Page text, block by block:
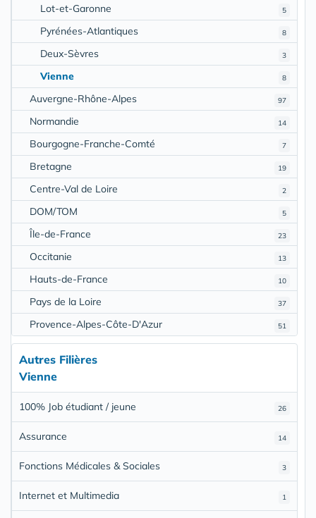
5
Lot-et-Garonne
8
Pyrénées-Atlantiques
3
Deux-Sèvres
8
Vienne
97
Auvergne-Rhône-Alpes
14
Normandie
7
Bourgogne-Franche-Comté
19
Bretagne
2
Centre-Val de Loire
5
DOM/TOM
23
Île-de-France
13
Occitanie
10
Hauts-de-France
37
Pays de la Loire
51
Provence-Alpes-Côte-D'Azur
Autres Filières
Vienne
26
100% Job étudiant / jeune
14
Assurance
3
Fonctions Médicales & Sociales
1
Internet et Multimedia